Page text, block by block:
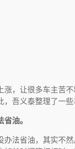
涨，让很多车主苦
，吾义泰整理了一
油。
办法省油，其实不然